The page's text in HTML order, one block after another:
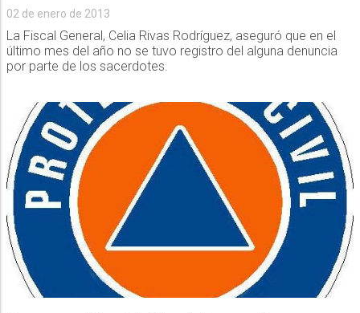
02 de enero de 2013
La Fiscal General, Celia Rivas Rodríguez, aseguró que en el
último mes del año no se tuvo registro del alguna denuncia
por parte de los sacerdotes.